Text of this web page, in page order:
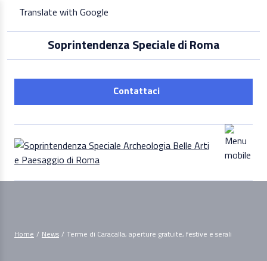
content
Translate with Google
Soprintendenza Speciale di Roma
Contattaci
Home / News / Terme di Caracalla, aperture gratuite, festive e serali